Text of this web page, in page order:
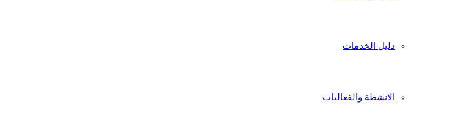
دليل الخدمات
الانشطة والفعاليات